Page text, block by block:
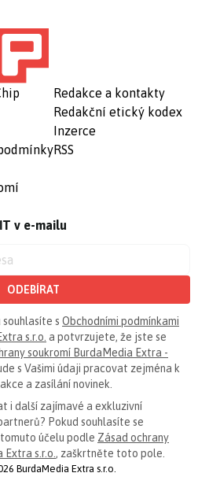
Redakce a kontakty
Redakční etický kodex
Inzerce
RSS
v e-mailu
ODEBÍRAT
s Obchodními podmínkami
s.r.o. a potvrzujete, že jste se
soukromí BurdaMedia Extra -
s Vašimi údaji pracovat zejména k
a zasílání novinek.
i další zajímavé a exkluzivní
Pokud souhlasíte se
účelu podle Zásad ochrany
Extra s.r.o., zaškrtněte toto pole.
BurdaMedia Extra s.r.o.